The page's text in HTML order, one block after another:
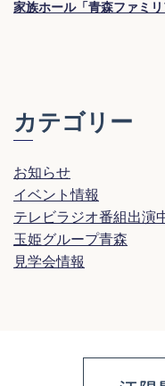
家族ホール「青森ファミ
カテゴリー
お知らせ
イベント情報
テレビラジオ番組出演
玉姫グループ青森
見学会情報